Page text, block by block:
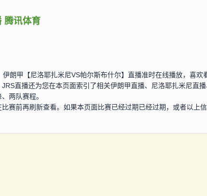
腾讯体育
朗甲【尼洛耶扎米尼VS帕尔斯布什尔】直播准时在线播放，喜欢
直播还为您在本页面索引了相关伊朗甲直播、尼洛耶扎米尼直播
两队赛程。
赛前再刷新查看。如果本页面比赛已经过期已经过期，或者以上